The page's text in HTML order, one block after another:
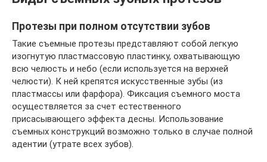
Протезы при полном отсутствии зубов
Такие съемные протезы представляют собой легкую
изогнутую пластмассовую пластинку, охватывающую
всю челюсть и небо (если используется на верхней
челюсти). К ней крепятся искусственные зубы (из
пластмассы или фарфора). Фиксация съемного моста
осуществляется за счет естественного
присасывающего эффекта десны. Использование
съемных конструкций возможно только в случае полной
адентии (утрате всех зубов).